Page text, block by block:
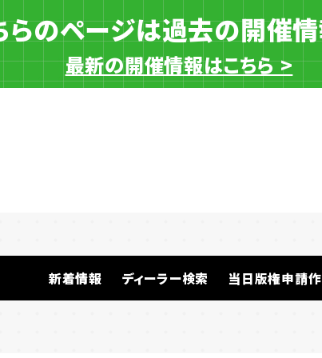
らのページは過去の開催
最新の開催情報はこちら >
新着情報 ディーラー検索 当日版権申請
一般ディーラー